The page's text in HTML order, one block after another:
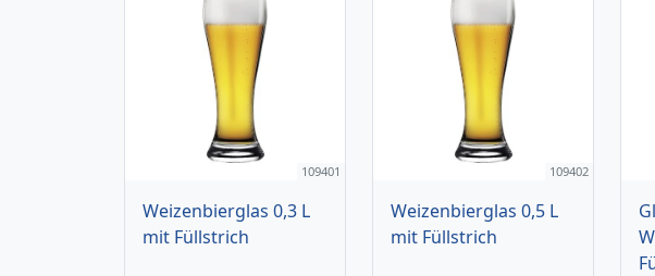
109401
Weizenbierglas 0,3 L
mit Füllstrich
109402
Weizenbierglas 0,5 L
mit Füllstrich